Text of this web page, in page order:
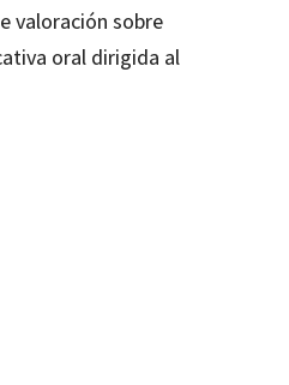
valoración sobre
oral dirigida al